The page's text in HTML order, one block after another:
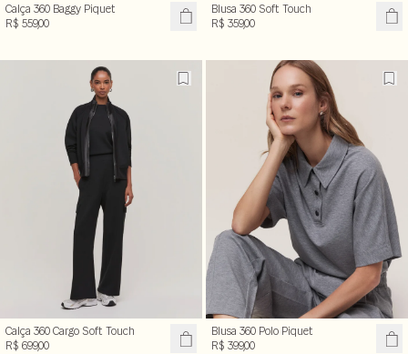
Calça 360 Baggy Piquet
R$ 559,00
Blusa 360 Soft Touch
R$ 359,00
Calça 360 Cargo Soft Touch
R$ 699,00
Blusa 360 Polo Piquet
R$ 399,00